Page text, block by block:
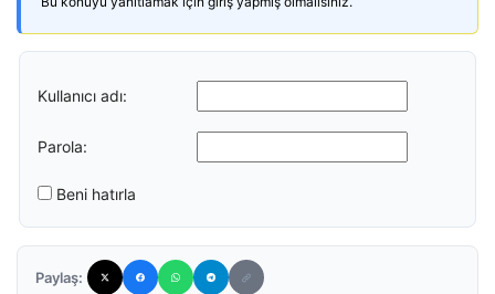
Kullanıcı adı:
Parola:
Beni hatırla
Paylaş: